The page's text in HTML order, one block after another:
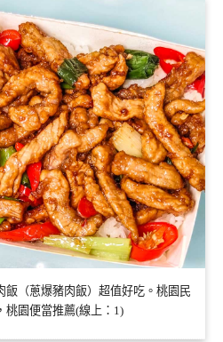
飯（蔥爆豬肉飯）超值好吃。桃園民
桃園便當推薦(線上：1)